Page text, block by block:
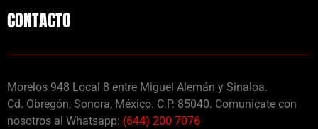
CONTACTO
Morelos 948 Local 8 entre Miguel Alemán y Sinaloa.
Cd. Obregón, Sonora, México. C.P. 85040. Comunicate con
nosotros al Whatsapp: (644) 200 7076